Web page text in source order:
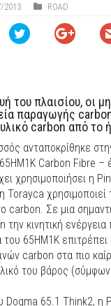
2013 ROAD
του πλαισίου, οι
παραγωγής
carbon από το
ανταποκρίθηκε
Carbon Fibre –
χρησιμοποιήσει η
Torayca
carbon. Σε μια
την κινητική
65HM1K
carbon στα πιο
του βάρος
Dogma 65.1 Think2, η